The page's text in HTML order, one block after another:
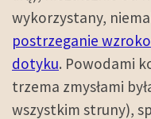
wykorzystany,
postrzeganie
dotyku. Powodami
trzema zmysłami
wszystkim struny),